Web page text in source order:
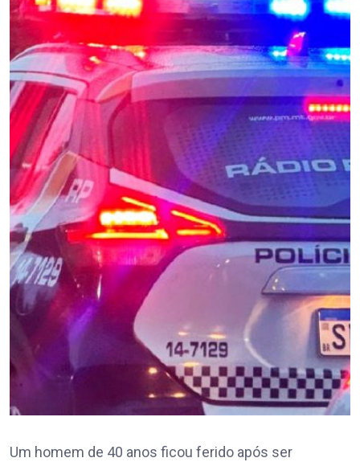
Um homem de 40 anos ficou ferido após ser